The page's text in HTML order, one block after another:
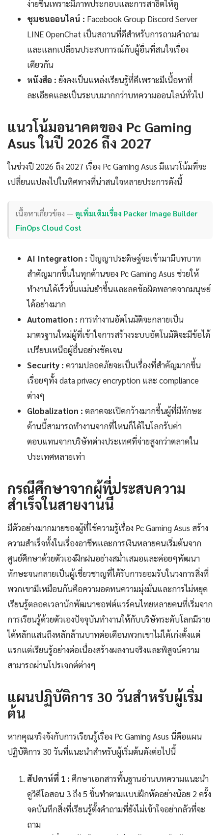
ง่ายขึ้นเพราะมีภาพประกอบและการสาธิตให้ดู
ชุมชนออนไลน์ : Facebook Group Discord Server
LINE OpenChat เป็นสถานที่ดีสำหรับการถามคำถาม
และแลกเปลี่ยนประสบการณ์กับผู้อื่นที่สนใจเรื่อง
เดียวกัน
หนังสือ : ยังคงเป็นแหล่งเรียนรู้ที่ดีเพราะมีเนื้อหาที่
ละเอียดและเป็นระบบมากกว่าบทความออนไลน์ทั่วไป
แนวโน้มอนาคตของ Pc Gaming
Asus ในปี 2026 ถึง 2027
ในช่วงปี 2026 ถึง 2027 เรื่อง Pc Gaming Asus มีแนวโน้มที่จะ
เปลี่ยนแปลงไปในทิศทางที่น่าสนใจหลายประการดังนี้
เนื้อหาเกี่ยวข้อง — ดูเพิ่มเติมเรื่อง Packer Image Builder
FinOps Cloud Cost
AI Integration : ปัญญาประดิษฐ์จะเข้ามามีบทบาท
สำคัญมากขึ้นในทุกด้านของ Pc Gaming Asus ช่วยให้
ทำงานได้เร็วขึ้นแม่นยำขึ้นและลดข้อผิดพลาดจากมนุษย์
ได้อย่างมาก
Automation : การทำงานอัตโนมัติจะกลายเป็น
มาตรฐานใหม่ผู้ที่เข้าใจการสร้างระบบอัตโนมัติจะมีข้อได้
เปรียบเหนือผู้อื่นอย่างชัดเจน
Security : ความปลอดภัยจะเป็นเรื่องที่สำคัญมากขึ้น
เรื่อยๆทั้ง data privacy encryption และ compliance
ต่างๆ
Globalization : ตลาดจะเปิดกว้างมากขึ้นผู้ที่มีทักษะ
ด้านนี้สามารถทำงานจากที่ไหนก็ได้ในโลกรับค่า
ตอบแทนจากบริษัทต่างประเทศที่จ่ายสูงกว่าตลาดใน
ประเทศหลายเท่า
กรณีศึกษาจากผู้ที่ประสบความ
สำเร็จในสายงานนี้
มีตัวอย่างมากมายของผู้ที่ใช้ความรู้เรื่อง Pc Gaming Asus สร้าง
ความสำเร็จทั้งในเรื่องอาชีพและการเงินหลายคนเริ่มต้นจาก
ศูนย์ศึกษาด้วยตัวเองฝึกฝนอย่างสม่ำเสมอและค่อยๆพัฒนา
ทักษะจนกลายเป็นผู้เชี่ยวชาญที่ได้รับการยอมรับในวงการสิ่งที่
พวกเขามีเหมือนกันคือความอดทนความมุ่งมั่นและการไม่หยุด
เรียนรู้ตลอดเวลานักพัฒนาซอฟต์แวร์คนไทยหลายคนที่เริ่มจาก
การเรียนรู้ด้วยตัวเองปัจจุบันทำงานให้กับบริษัทระดับโลกมีราย
ได้หลักแสนถึงหลักล้านบาทต่อเดือนพวกเขาไม่ได้เก่งตั้งแต่
แรกแต่เรียนรู้อย่างต่อเนื่องสร้างผลงานจริงและพิสูจน์ความ
สามารถผ่านโปรเจกต์ต่างๆ
แผนปฏิบัติการ 30 วันสำหรับผู้เริ่ม
ต้น
หากคุณจริงจังกับการเรียนรู้เรื่อง Pc Gaming Asus นี่คือแผน
ปฏิบัติการ 30 วันที่แนะนำสำหรับผู้เริ่มต้นดังต่อไปนี้
สัปดาห์ที่ 1 : ศึกษาเอกสารพื้นฐานอ่านบทความแนะนำ
ดูวิดีโอสอน 3 ถึง 5 ชิ้นทำตามแบบฝึกหัดอย่างน้อย 2 ครั้ง
จดบันทึกสิ่งที่เรียนรู้ตั้งคำถามที่ยังไม่เข้าใจอย่ากลัวที่จะ
ถาม